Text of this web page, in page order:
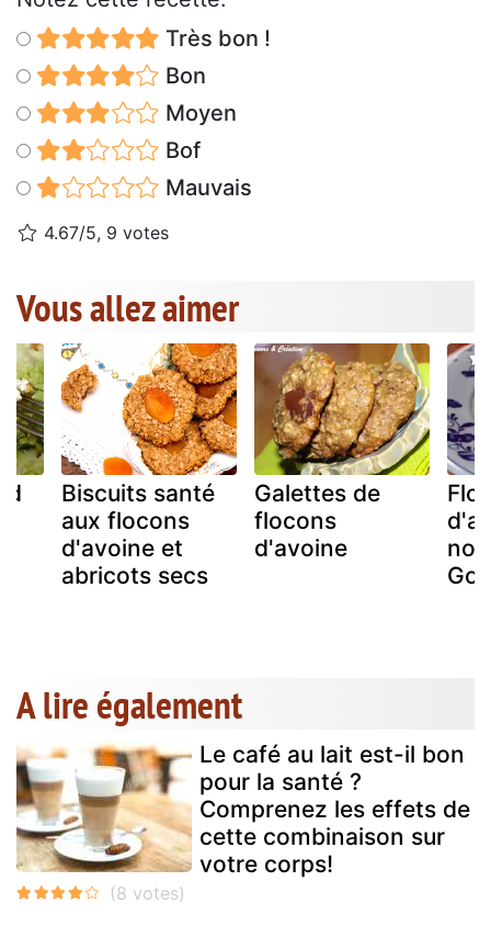
Très bon !
Bon
Moyen
Bof
Mauvais
4.67/5, 9 votes
Vous allez aimer
Biscuits santé
aux flocons
d'avoine et
abricots secs
Galettes de
flocons
d'avoine
Goji
A lire également
Le café au lait est-il bon
pour la santé ?
Comprenez les effets de
cette combinaison sur
votre corps!